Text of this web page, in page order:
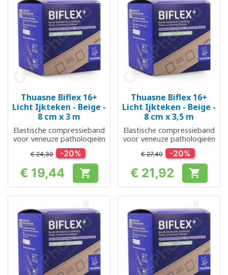
Thuasne Biflex 16+
Licht Ijkteken - Beige -
8 cm x 3 m
Elastische compressieband
voor veneuze pathologieën
€ 24,30 -20%
Prijs
€ 19,44 
Thuasne Biflex 16+
Licht Ijkteken - Beige -
8 cm x 3,5 m
Elastische compressieband
voor veneuze pathologieën
€ 27,40 -20%
Prijs
€ 21,92 